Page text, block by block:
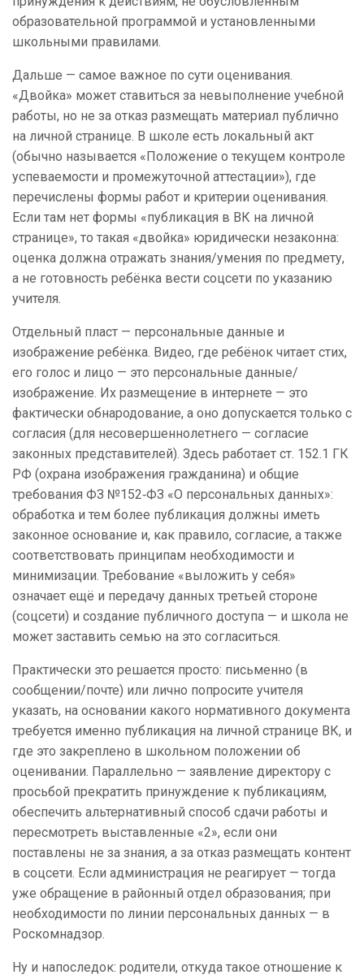
образовательной программой и установленными
школьными правилами.
Дальше — самое важное по сути оценивания.
«Двойка» может ставиться за невыполнение учебной
работы, но не за отказ размещать материал публично
на личной странице. В школе есть локальный акт
(обычно называется «Положение о текущем контроле
успеваемости и промежуточной аттестации»), где
перечислены формы работ и критерии оценивания.
Если там нет формы «публикация в ВК на личной
странице», то такая «двойка» юридически незаконна:
оценка должна отражать знания/умения по предмету,
а не готовность ребёнка вести соцсети по указанию
учителя.
Отдельный пласт — персональные данные и
изображение ребёнка. Видео, где ребёнок читает стих,
его голос и лицо — это персональные данные/
изображение. Их размещение в интернете — это
фактически обнародование, а оно допускается только с
согласия (для несовершеннолетнего — согласие
законных представителей). Здесь работает ст. 152.1 ГК
РФ (охрана изображения гражданина) и общие
требования ФЗ №152‑ФЗ «О персональных данных»:
обработка и тем более публикация должны иметь
законное основание и, как правило, согласие, а также
соответствовать принципам необходимости и
минимизации. Требование «выложить у себя»
означает ещё и передачу данных третьей стороне
(соцсети) и создание публичного доступа — и школа не
может заставить семью на это согласиться.
Практически это решается просто: письменно (в
сообщении/почте) или лично попросите учителя
указать, на основании какого нормативного документа
требуется именно публикация на личной странице ВК, и
где это закреплено в школьном положении об
оценивании. Параллельно — заявление директору с
просьбой прекратить принуждение к публикациям,
обеспечить альтернативный способ сдачи работы и
пересмотреть выставленные «2», если они
поставлены не за знания, а за отказ размещать контент
в соцсети. Если администрация не реагирует — тогда
уже обращение в районный отдел образования; при
необходимости по линии персональных данных — в
Роскомнадзор.
Ну и напоследок: родители, откуда такое отношение к